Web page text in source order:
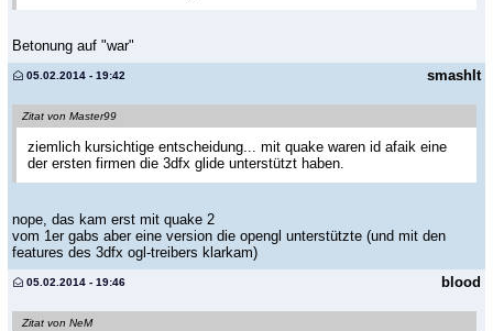
Betonung auf "war"
smashIt
05.02.2014 - 19:42
Zitat von Master99
ziemlich kursichtige entscheidung... mit quake waren id afaik eine
der ersten firmen die 3dfx glide unterstützt haben.
nope, das kam erst mit quake 2
vom 1er gabs aber eine version die opengl unterstützte (und mit den
features des 3dfx ogl-treibers klarkam)
blood
05.02.2014 - 19:46
Zitat von NeM